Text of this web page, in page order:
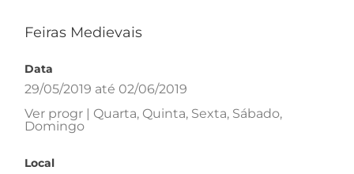
Feiras Medievais
Data
29/05/2019 até 02/06/2019
Ver progr | Quarta, Quinta, Sexta, Sábado,
Domingo
Local